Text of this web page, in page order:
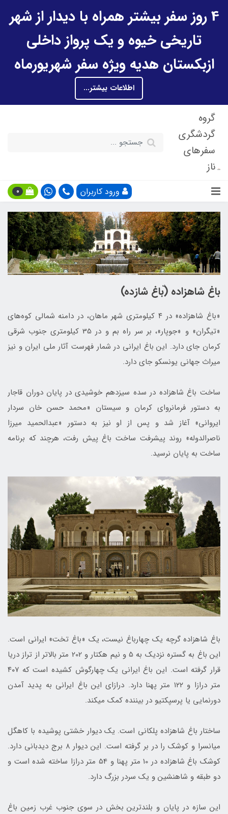
4 روز سفر بیشتر همراه با دیدار از شهر
تاریخی خیوه و یک پرواز داخلی
ازبکستان هدیه ویژه سفر شهریورماه
اطلاعات بیشتر...
گروه
گردشگری
سفرهای
ناز
ورود کاربران 0
باغ شاهزاده (ّباغ شازده)
«باغ شاهزاده» در ۴ کیلومتری شهر ماهان، در دامنه شمالی کوه‌های
«تیگران» و «جوپار»، بر سر راه بم و در 35 کیلومتری جنوب شرقی
کرمان جای دارد. این باغ ایرانی در شمار فهرست آثار ملی ایران و نیز
میراث جهانی یونسکو جای دارد.
ساخت باغ شاهزاده در سده سیزدهم خوشیدی در پایان دوران قاجار
به دستور فرمانروای کرمان و سیستان «محمد حسن خان سردار
ایروانی» آغاز شد و پس از او نیز به دستور «عبدالحمید میرزا
ناصرالدوله» روند پیشرفت ساخت باغ پیش رفت، هرچند که برنامه
ساخت به پایان نرسید.
باغ شاهزاده گرچه یک چهارباغ نیست، یک «باغ تخت» ایرانی است.
این باغ به گستره نزدیک به 5 و نیم هکتار و 202 متر بالاتر از تراز دریا
قرار گرفته است. این باغ ایرانی یک چهارگوش کشیده است که ۴۰۷
متر درازا و ۱۲۲ متر پهنا دارد. درازای این باغ ایرانی به پدید آمدن
دورنمایی یا پرسپکتیو در بیننده کمک می­کند.
ساختار باغ شاهزاده پلکانی است. یک دیوار خشتی پوشیده با کاهگل
میانسرا و کوشک را در بر گرفته است. این دیوار 8 برج دیدبانی دارد.
کوشک باغ شاهزاده در 10 متر پهنا و 54 متر درازا ساخته شده است و
دو طبقه و شاه­نشین و یک سردر بزرگ دارد.
این سازه در پایان و بلندترین بخش در سوی جنوب غرب زمین باغ